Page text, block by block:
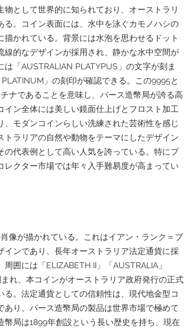
物として世界的に知られており、オーストラリ
る。コイン表面には、水中を泳ぐカモノハシの
描かれている。背景には水泡を思わせるドット
線的なデザインが採用され、静かな水中空間が
「AUSTRALIAN PLATYPUS」の文字が刻ま
」の刻印が確認できる。この9995と
ナであることを意味し、パース造幣局が誇る高
イン全体には美しい鏡面仕上げとフロスト加工
、モダンコインらしい洗練された芸術性を感じ
トラリアの自然や動物をテーマにしたデザイン
の代表例として高い人気を誇っている。特にプ
レクター市場では年々入手難易度が高まってい
像が描かれている。これはイアン・ランク＝ブ
インであり、長年オーストラリア法定通貨に採
囲には「ELIZABETH II」「AUSTRALIA」
まれ、本コインがオーストラリア政府発行の正式
る。法定通貨としての信頼性は、現代地金型コ
あり、パース造幣局の製品は世界市場で極めて
幣局は1899年創設という長い歴史を持ち、現在